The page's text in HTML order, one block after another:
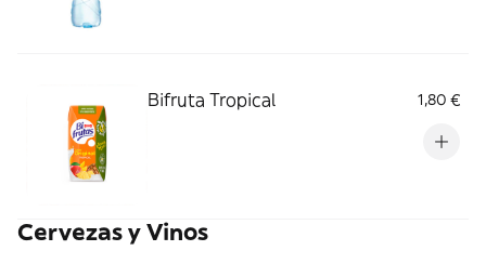
Bifruta Tropical 1,80 €
Cervezas y Vinos